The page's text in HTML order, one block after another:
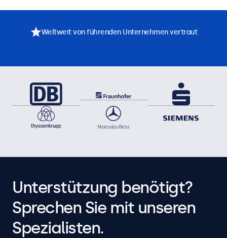
Weltweit von führenden Unternehmen vertraut
Unterstützung benötigt?
Sprechen Sie mit unseren
Spezialisten.